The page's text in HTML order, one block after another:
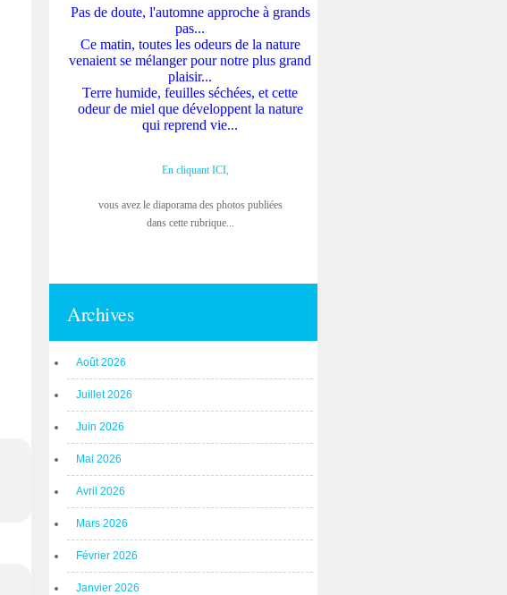
Pas de doute, l'automne approche à grands
pas...
Ce matin, toutes les odeurs de la nature
venaient se mélanger pour notre plus grand
plaisir...
Terre humide, feuilles séchées, et cette
odeur de miel que développent la nature
qui reprend vie...
En cliquant ICI,
vous avez le diaporama des photos publiées
dans cette rubrique...
Archives
Août 2026
Juillet 2026
Juin 2026
Mai 2026
Avril 2026
Mars 2026
Février 2026
Janvier 2026